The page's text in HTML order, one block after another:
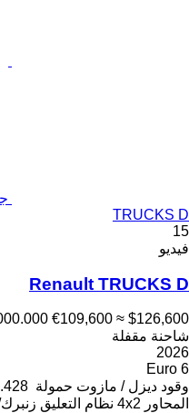
TRUCKS D
15
فيديو
Renault TRUCKS D
€109,600 ≈ $126,600
شاحنة مقفلة
2026
Euro 6
وقود ديزل / مازوت حمولة 7.428
المحاور 4x2 نظام التعليق